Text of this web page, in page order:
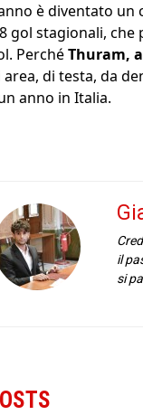
è diventato
gol stagionali,
PerchéThuram,
di testa, da
anno in Italia.
il
si